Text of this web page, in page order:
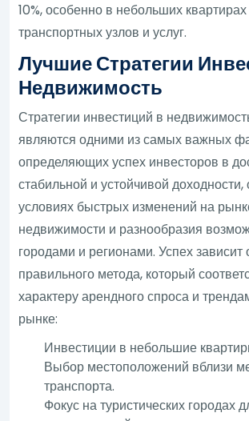
10%, особенно в небольших
транспортных узлов и услуг.
Лучшие Стратегии
Недвижимость
Стратегии инвестиций в
являются одними из самых важных
определяющих успех инвесторов в
стабильной и устойчивой
условиях быстрых изменений на
недвижимости и разнообразия
городами и регионами. Успех
правильного метода, который
характеру арендного спроса и
рынке:
Инвестиции в небольшие
Выбор местоположений вблизи
транспорта.
Фокус на туристических городах